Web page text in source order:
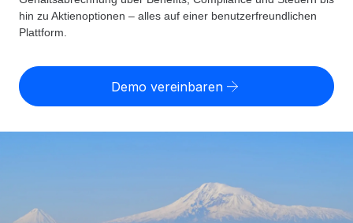
Employer of Record
Weltweites Wachstum ohne Kosten für Niederlassungen
Contractor of Record
Rechtssichere, weltweite Arbeit mit Freelancer:innen
Globales Onboarding und Verwalten von
Auslagern von komplexen HR-Aufgaben
Länderspezifische Unterstützung bei der Einstellung
Einfache Einstellung in allen US-Bundesstaaten
Agile HR- und Payroll-Lösungen für wachsende
TOOLS UND RECHNER
Scheinselbstständigkeitsrisiko berechnen
Personalkostenrechner
Informationen zu möglichen Währungen und
Abwicklungsfristen für globale Freelancer:innen
Preise
hin zu Aktienoptionen – alles auf einer benutzerfreundlichen
Plattform.
Demo vereinbaren